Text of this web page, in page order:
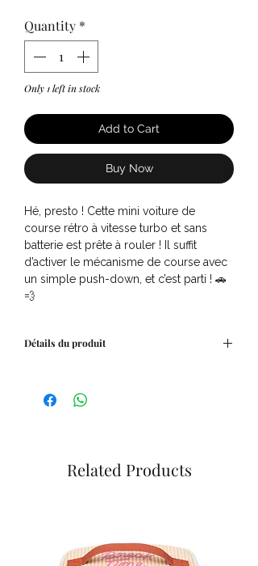
Quantity *
Only 1 left in stock
Add to Cart
Buy Now
Hé, presto ! Cette mini voiture de
course rétro à vitesse turbo et sans
batterie est prête à rouler ! Il suffit
d’activer le mécanisme de course avec
un simple push-down, et c’est parti ! 🚗
💨
Détails du produit
Age : +12 M
Related Products